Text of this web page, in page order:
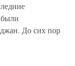
До сих пор